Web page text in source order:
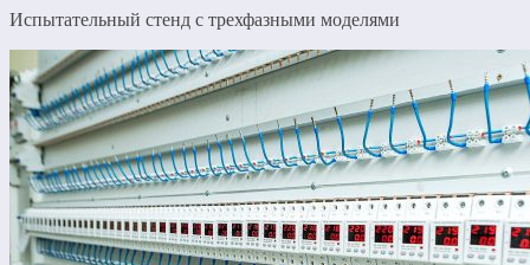
Испытательный стенд с трехфазными моделями